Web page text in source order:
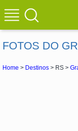
FOTOS DO
Home > Destinos > RS >